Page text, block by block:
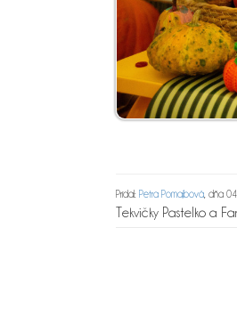
Pridal: Petra Pomajbová, dňa
Tekvičky Pastelko a